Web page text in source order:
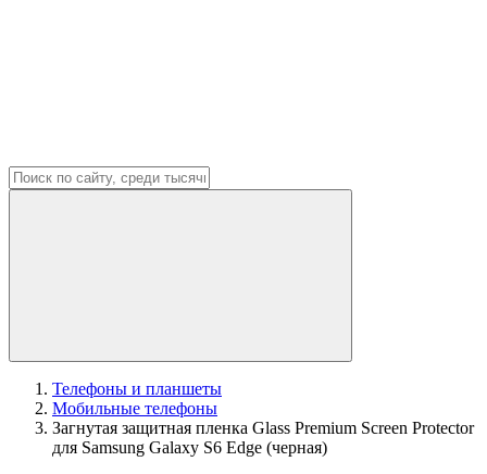
Телефоны и планшеты
Мобильные телефоны
Загнутая защитная пленка Glass Premium Screen Protector
для Samsung Galaxy S6 Edge (черная)